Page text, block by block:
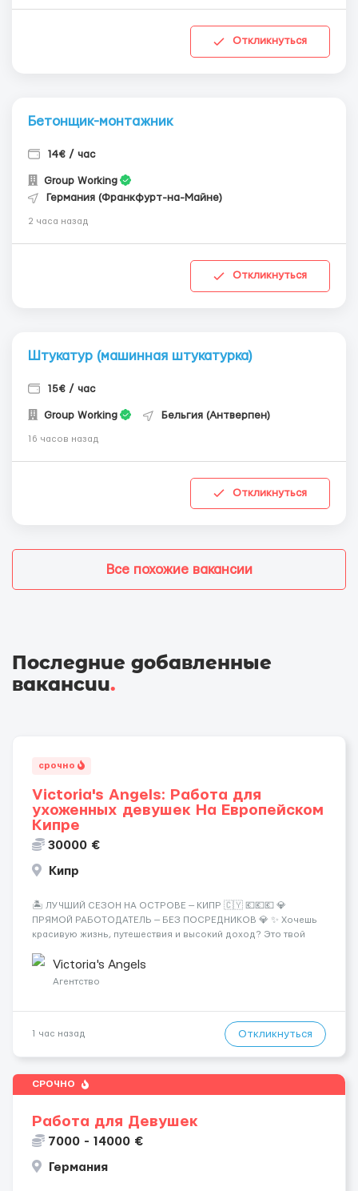
Откликнуться
Бетонщик-монтажник
14€ / час
Group Working
Германия (Франкфурт-на-Майне)
2 часа назад
Откликнуться
Штукатур (машинная штукатурка)
15€ / час
Group Working Бельгия (Антверпен)
16 часов назад
Откликнуться
Все похожие вакансии
Последние добавленные
вакансии.
срочно
Victoria's Angels: Работа для
ухоженных девушек На Европейском
Кипре
30000 €
Кипр
🏝️ ЛУЧШИЙ СЕЗОН НА ОСТРОВЕ — КИПР 🇨🇾 💶💶💶 💎
ПРЯМОЙ РАБОТОДАТЕЛЬ — БЕЗ ПОСРЕДНИКОВ 💎 ✨ Хочешь
красивую жизнь, путешествия и высокий доход? Это твой
Опытная команда с годами практики — Стабильный поток
клиентов (без ...
Victoria's Angels
Агентство
1 час назад Откликнуться
СРОЧНО
Работа для Девушек
7000 - 14000 €
Германия